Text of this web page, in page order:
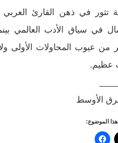
تثور في ذهن القارئ
في سياق الأدب العالمي
من عيوب المحاولات الأولى
عظيم.
الأوسط
الموضوع: